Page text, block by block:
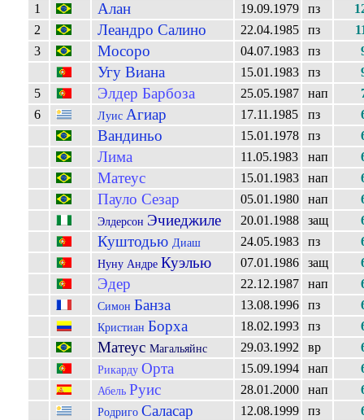
1 Алан 19.09.1979 пз
2
Леандро Салино 22.04.1985 пз
3
Мосоро 04.07.1983 пз
Угу Виана 15.01.1983 пз
5
Элдер Барбоза 25.05.1987 нап
6
Луис Агиар 17.11.1985 пз
Вандиньо 15.01.1978 пз
Лима 11.05.1983 нап
Матеус 15.01.1983 нап
Пауло Сезар 05.01.1980 нап
Элдерсон Эчиеджиле 20.01.1988 защ
Куштодью Диаш 24.05.1983 пз
Нуну Андре Куэлью 07.01.1986 защ
Эдер 22.12.1987 нап
Симон Банза 13.08.1996 пз
Кристиан Борха 18.02.1993 пз
МатеусМагальяйнс 29.03.1992 вр
РикардуОрта 15.09.1994 нап
Абель Руис 28.01.2000 нап
РодригоСаласар 12.08.1999 пз